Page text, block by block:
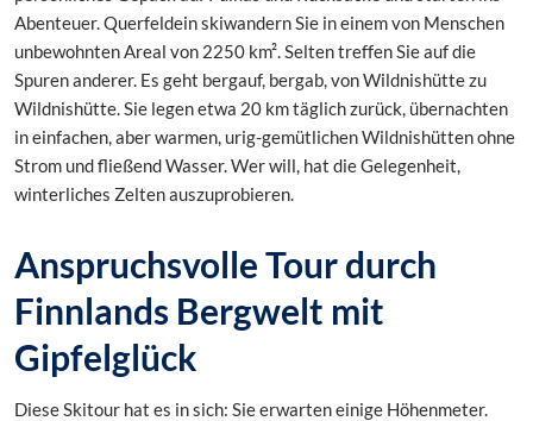
Abenteuer. Querfeldein skiwandern Sie in einem von Menschen
unbewohnten Areal von 2250 km². Selten treffen Sie auf die
Spuren anderer. Es geht bergauf, bergab, von Wildnishütte zu
Wildnishütte. Sie legen etwa 20 km täglich zurück, übernachten
in einfachen, aber warmen, urig-gemütlichen Wildnishütten ohne
Strom und fließend Wasser. Wer will, hat die Gelegenheit,
winterliches Zelten auszuprobieren.
Anspruchsvolle Tour durch
Finnlands Bergwelt mit
Gipfelglück
Diese Skitour hat es in sich: Sie erwarten einige Höhenmeter.